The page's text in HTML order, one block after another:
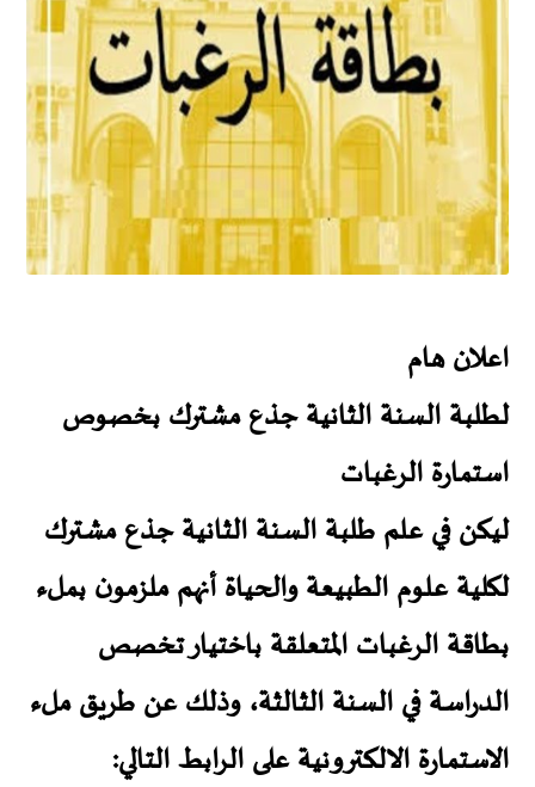
اعلان هام
لطلبة السنة الثانية جذع مشترك بخصوص
استمارة الرغبات
ليكن في علم طلبة السنة الثانية جذع مشترك
لكلية علوم الطبيعة والحياة أنهم ملزمون بملء
بطاقة الرغبات المتعلقة باختيار تخصص
الدراسة في السنة الثالثة، وذلك عن طريق ملء
الاستمارة الالكترونية على الرابط التالي: